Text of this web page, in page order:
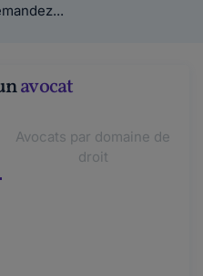
et dans un pre...
paru...
avocat
Avocats par domaine de
droit